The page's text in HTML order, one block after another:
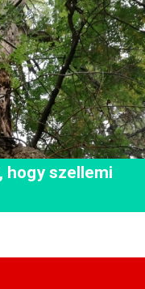
hogy szellemi